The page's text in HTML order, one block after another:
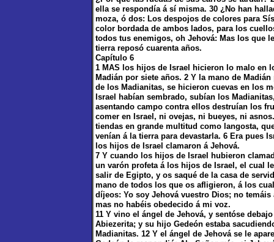
ella se respondía á sí misma. 30 ¿No han
moza, ó dos: Los despojos de colores para
color bordada de ambos lados, para los
todos tus enemigos, oh Jehová: Mas los que
tierra reposó cuarenta años.
Capítulo 6
1 MAS los hijos de Israel hicieron lo malo en
Madián por siete años. 2 Y la mano de
de los Madianitas, se hicieron cuevas en los
Israel habían sembrado, subían los
asentando campo contra ellos destruían los
comer en Israel, ni ovejas, ni bueyes, ni
tiendas en grande multitud como langosta,
venían á la tierra para devastarla. 6 Era pues
los hijos de Israel clamaron á Jehová.
7 Y cuando los hijos de Israel hubieron
un varón profeta á los hijos de Israel, el cual
salir de Egipto, y os saqué de la casa de
mano de todos los que os afligieron, á los
díjeos: Yo soy Jehová vuestro Dios; no
mas no habéis obedecido á mi voz.
11 Y vino el ángel de Jehová, y sentóse
Abiezerita; y su hijo Gedeón estaba
Madianitas. 12 Y el ángel de Jehová se le